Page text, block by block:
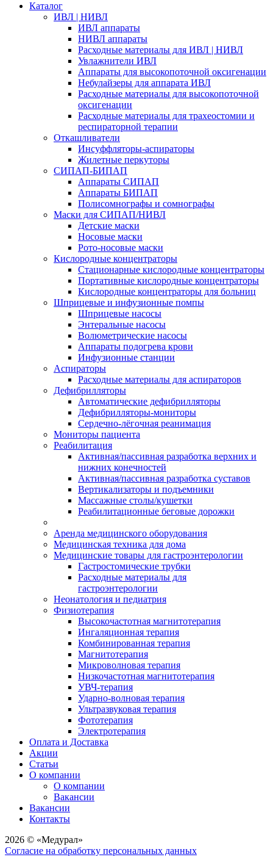
Каталог
ИВЛ | НИВЛ
ИВЛ аппараты
НИВЛ аппараты
Расходные материалы для ИВЛ | НИВЛ
Увлажнители ИВЛ
Аппараты для высокопоточной оксигенации
Небулайзеры для аппарата ИВЛ
Расходные материалы для высокопоточной
оксигенации
Расходные материалы для трахеостомии и
респираторной терапии
Откашливатели
Инсуффляторы-аспираторы
Жилетные перкуторы
CИПАП-БИПАП
Аппараты СИПАП
Аппараты БИПАП
Полисомнографы и сомнографы
Маски для СИПАП/НИВЛ
Детские маски
Носовые маски
Рото-носовые маски
Кислородные концентраторы
Стационарные кислородные концентраторы
Портативные кислородные концентраторы
Кислородные концентраторы для больниц
Шприцевые и инфузионные помпы
Шприцевые насосы
Энтеральные насосы
Волюметрические насосы
Аппараты подогрева крови
Инфузионные станции
Аспираторы
Расходные материалы для аспираторов
Дефибрилляторы
Автоматические дефибрилляторы
Дефибрилляторы-мониторы
Сердечно-лёгочная реанимация
Мониторы пациента
Реабилитация
Активная/пассивная разработка верхних и
нижних конечностей
Активная/пассивная разработка суставов
Вертикализаторы и подъемники
Массажные столы/кушетки
Реабилитационные беговые дорожки
Аренда медицинского оборудования
Медицинская техника для дома
Медицинские товары для гастроэнтерологии
Гастростомические трубки
Расходные материалы для
гастроэнтерологии
Неонатология и педиатрия
Физиотерапия
Высокочастотная магнитотерапия
Ингаляционная терапия
Комбинированная терапия
Магнитотерапия
Микроволновая терапия
Низкочастотная магнитотерапия
УВЧ-терапия
Ударно-волновая терапия
Ультразвуковая терапия
Фототерапия
Электротерапия
Оплата и Доставка
Акции
Статьи
О компании
О компании
Вакансии
Вакансии
Контакты
2026 © «Медурал»
Согласие на обработку персональных данных